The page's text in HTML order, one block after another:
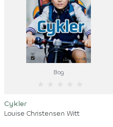
Bog
Cykler
Louise Christensen Witt